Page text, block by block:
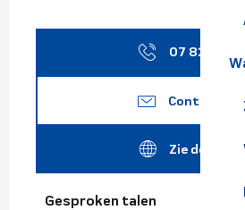
07 82 86 14
Contacteer
Zie de
Gesproken talen
Gesproken talen